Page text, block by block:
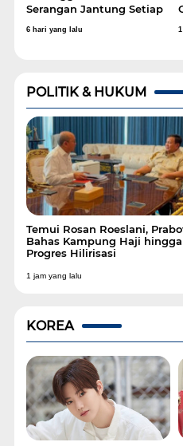
Serangan Jantung Setiap
Tahun, Menkes Dorong
Deteksi Dini
6 hari yang lalu
POLITIK & HUKUM
Temui Rosan Roeslani,
Bahas Kampung Haji hingga
Progres Hilirisasi
1 jam yang lalu
KOREA